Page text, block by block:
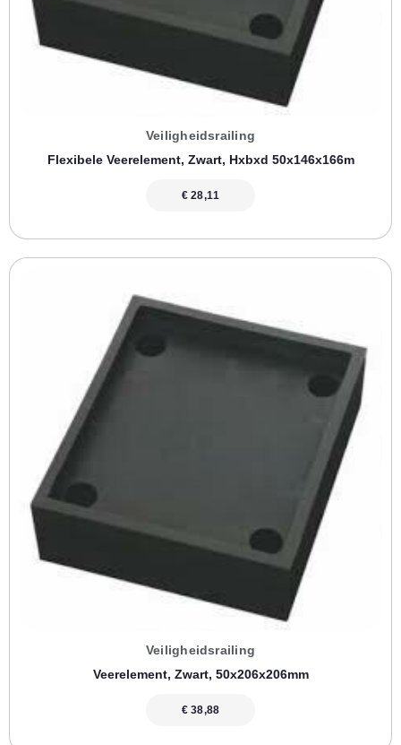
Veiligheidsrailing
Flexibele Veerelement, Zwart, Hxbxd 50x146x166m
€28,11
Veiligheidsrailing
Veerelement, Zwart, 50x206x206mm
€38,88